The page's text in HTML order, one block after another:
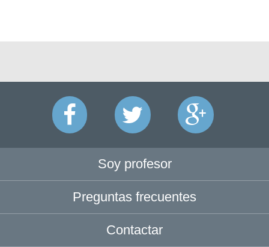
Soy profesor
Preguntas frecuentes
Contactar